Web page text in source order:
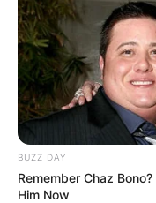
BUZZ DAY
Remember Chaz
Him Now